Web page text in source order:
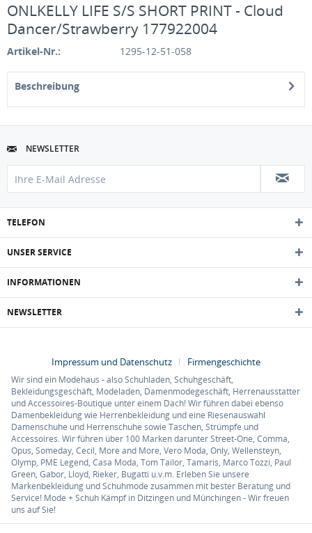
ONLKELLY LIFE S/S SHORT PRINT - Cloud
Dancer/Strawberry 177922004
Artikel-Nr.: 1295-12-51-058
Beschreibung
NEWSLETTER
TELEFON
UNSER SERVICE
INFORMATIONEN
NEWSLETTER
Impressum und Datenschutz Firmengeschichte
Wir sind ein Modehaus - also Schuhladen, Schuhgeschäft,
Bekleidungsgeschäft, Modeladen, Damenmodegeschäft, Herrenausstatter
und Accessoires-Boutique unter einem Dach! Wir führen dabei ebenso
Damenbekleidung wie Herrenbekleidung und eine Riesenauswahl
Damenschuhe und Herrenschuhe sowie Taschen, Strümpfe und
Accessoires. Wir führen über 100 Marken darunter Street-One, Comma,
Opus, Someday, Cecil, More and More, Vero Moda, Only, Wellensteyn,
Olymp, PME Legend, Casa Moda, Tom Tailor, Tamaris, Marco Tozzi, Paul
Green, Gabor, Lloyd, Rieker, Bugatti u.v.m. Erleben Sie unsere
Markenbekleidung und Schuhmode zusammen mit bester Beratung und
Service! Mode + Schuh Kämpf in Ditzingen und Münchingen - Wir freuen
uns auf Sie!